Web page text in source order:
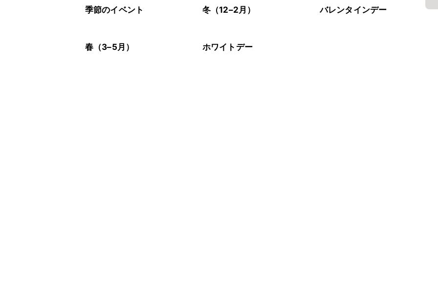
季節のイベント 冬（12–2月） バレンタインデー
春（3–5月） ホワイトデー